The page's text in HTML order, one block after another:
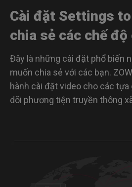
Cài đặt Settings
chia sẻ các chế độ
Đây là những cài đặt phổ biến
muốn chia sẻ với các bạn.
hành cài đặt video cho các
dõi phương tiện truyền thông